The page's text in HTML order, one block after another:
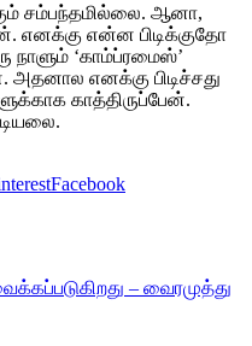
சம்பந்தமில்லை. ஆனா,
எனக்கு என்ன பிடிக்குதோ
‘காம்ப்ரமைஸ்’
அதனால எனக்கு பிடிச்சது
காத்திருப்பேன்.
Facebook
– வைரமுத்து